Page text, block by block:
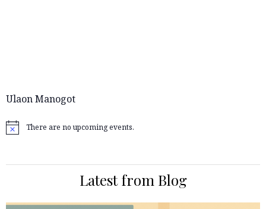
Ulaon Manogot
Notice There are no upcoming events.
Latest from Blog